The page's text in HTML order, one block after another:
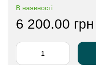
В наявності
6 200.00 грн